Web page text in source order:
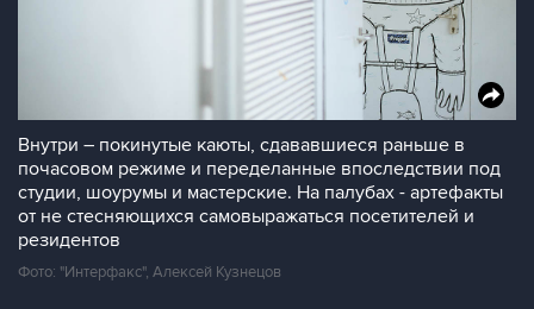
Внутри – покинутые каюты, сдававшиеся раньше в
почасовом режиме и переделанные впоследствии под
студии, шоурумы и мастерские. На палубах - артефакты
от не стесняющихся самовыражаться посетителей и
резидентов
Фото: "Интерфакс", Алексей Кузнецов